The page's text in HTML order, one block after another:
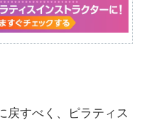
戻すべく、ピラティス